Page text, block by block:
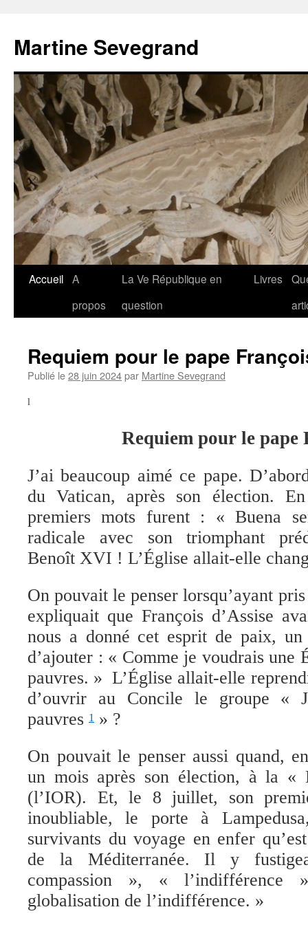
contenu
Martine Sevegrand
Accueil A
propos
La Ve République en
question
Livres
Requiem pour le pape
Publié le28 juin 2024par Martine Sevegrand
l
Requiem pour le pape
J’ai beaucoup aimé ce pape.
du Vatican, après son élection.
premiers mots furent : « Buena
radicale avec son triomphant
Benoît XVI ! L’Église allait-elle
On pouvait le penser lorsqu’ayant
expliquait que François d’Assise
nous a donné cet esprit de paix,
d’ajouter : « Comme je voudrais une
pauvres. » L’Église allait-elle
d’ouvrir auConcile le groupe «
pauvres 1 » ?
On pouvait le penser aussi quand,
un mois après son élection, à la «
(l’IOR). Et, le 8 juillet, son
inoubliable, le porte à
survivants du voyage en enfer
de la Méditerranée. Il y
compassion », «
globalisation de l’indifférence. »